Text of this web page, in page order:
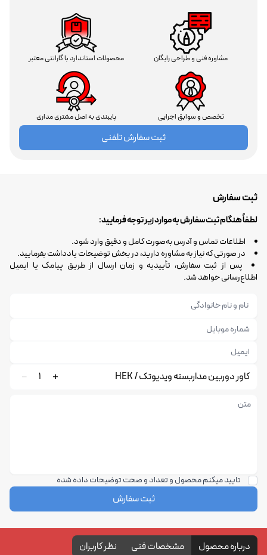
مشاوره فنی و طراحی رایگان محصولات استاندارد با گارانتی معتبر
تخصص و سوابق اجرایی پایبندی به اصل مشتری مداری
ثبت سفارش تلفنی
ثبت سفارش
لطفاً هنگام ثبت سفارش به موارد زیر توجه فرمایید:
اطلاعات تماس و آدرس به‌صورت کامل و دقیق وارد شود.
در صورتی که نیاز به مشاوره دارید، در بخش توضیحات یادداشت بفرمایید.
پس از ثبت سفارش، تأییدیه و زمان ارسال از طریق پیامک یا ایمیل
اطلاع‌رسانی خواهد شد.
کاور دوربین مداربسته ویدیوتک / HEK 1
تایید میکنم محصول و تعداد و صحت توضیحات داده شده
ثبت سفارش
درباره محصول مشخصات فنی نظر کاربران